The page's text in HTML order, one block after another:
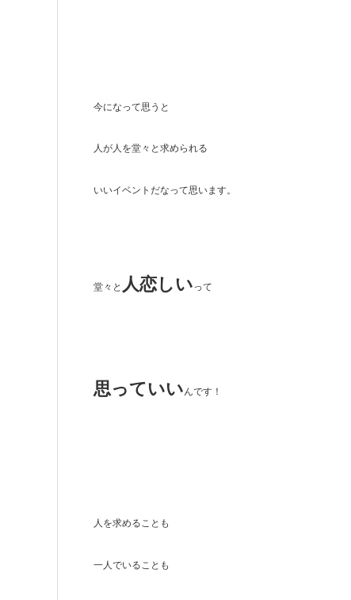
今になって思うと
人が人を堂々と求められる
いいイベントだなって思います。
堂々と 人恋しい って
思っていい んです！
人を求めることも
一人でいることも